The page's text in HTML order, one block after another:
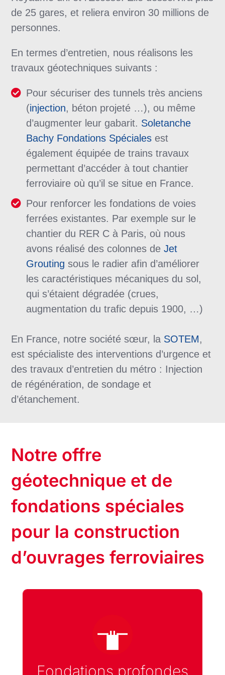
de 25 gares, et reliera environ 30 millions de
personnes.
En termes d’entretien, nous réalisons les
travaux géotechniques suivants :
Pour sécuriser des tunnels très anciens
(injection, béton projeté …), ou même
d’augmenter leur gabarit. Soletanche
Bachy Fondations Spéciales est
également équipée de trains travaux
permettant d’accéder à tout chantier
ferroviaire où qu’il se situe en France.
Pour renforcer les fondations de voies
ferrées existantes. Par exemple sur le
chantier du RER C à Paris, où nous
avons réalisé des colonnes deJet
Grouting sous le radier afin d’améliorer
les caractéristiques mécaniques du sol,
qui s’étaient dégradée (crues,
augmentation du trafic depuis 1900, …)
En France, notre société sœur, la SOTEM,
est spécialiste des interventions d’urgence et
des travaux d’entretien du métro : Injection
de régénération, de sondage et
d’étanchement.
Notre offre
géotechnique et de
fondations spéciales
pour la construction
d’ouvrages ferroviaires
Fondations profondes
En savoir plus sur nos solutions de
fondations profondes